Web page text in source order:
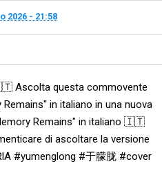
2026 - 21:58
Ascolta questa commovente
in italiano in una nuova
Remains" in italiano 🇮🇹
di ascoltare la versione
#yumenglong #于朦胧 #cover